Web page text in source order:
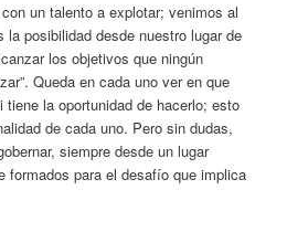
un talento a explotar; venimos al
la posibilidad desde nuestro lugar de
los objetivos que ningún
Queda en cada uno ver en que
la oportunidad de hacerlo; esto
de cada uno. Pero sin dudas,
siempre desde un lugar
formados para el desafío que implica